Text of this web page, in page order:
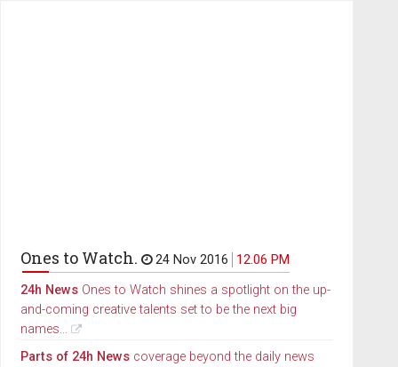
Ones to Watch. 24 Nov 2016
12.06 PM
24h NewsOnes to Watch shines a spotlight on the up-
and-coming creative talents set to be the next big
names...
Parts of 24h Newscoverage beyond the daily news